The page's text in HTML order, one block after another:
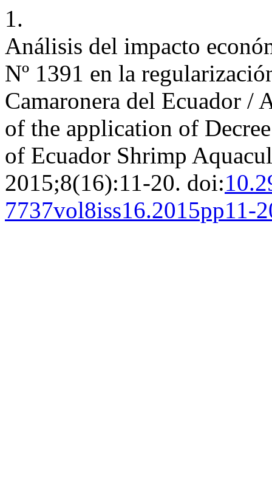
1.
Análisis del impacto
Nº 1391 en la
Camaronera del Ecuador /
of the application of
of Ecuador Shrimp
2015;8(16):11-20. doi:
7737vol8iss16.2015pp11-